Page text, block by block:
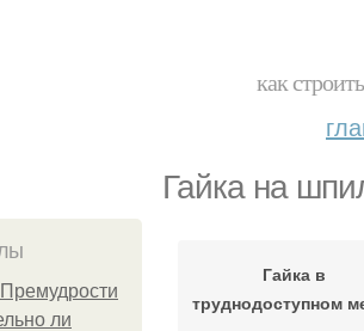
как
Гайка на
ли
Гайка в
труднодоступном